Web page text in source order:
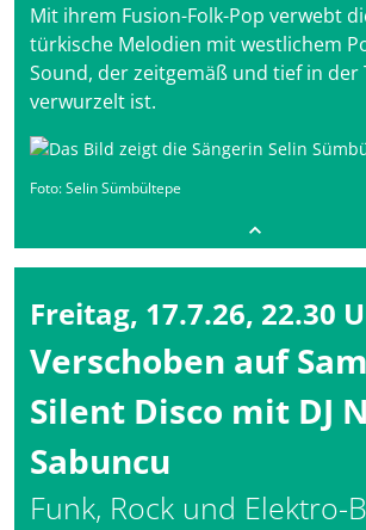
Mit ihrem Fusion-Folk-Pop verwebt
türkische Melodien mit westlichem
Sound, der zeitgemäß und tief in der
verwurzelt ist.
Foto: Selin Sümbültepe
Freitag, 17.7.26, 22.30
Verschoben auf
Silent Disco mit DJ
Sabuncu
Funk, Rock und Elektro-